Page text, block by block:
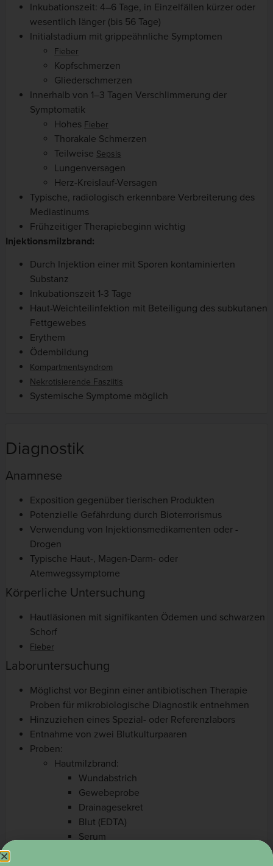
Inkubationszeit: 4–6 Tage, in Einzelfällen kürzer oder
wesentlich länger (bis 56 Tage)
Initialstadium mit grippeähnliche Symptomen
Fieber
Kopfschmerzen
Gliederschmerzen
Innerhalb von 1–3 Tagen Verschlimmerung der
Symptomatik
Hohes Fieber
Thorakale Schmerzen
Teilweise Sepsis
Lungenversagen
Herz-Kreislauf-Versagen
Typische, radiologisch erkennbare Verbreiterung des
Mediastinums
Frühzeitiger Therapiebeginn wichtig
Injektionsmilzbrand:
Durch Injektion einer mit Sporen kontaminierten
Substanz
Inkubationszeit 1-3 Tage
Haut-Weichteilinfektion mit Beteiligung des subkutanen
Fettgewebes
Erythem
Ödembildung
Kompartmentsyndrom
Nekrotisierende Fasziitis
Systemische Symptome möglich
Diagnostik
Anamnese
Exposition gegenüber tierischen Produkten
Potenzielle Gefährdung durch Bioterrorismus
Verwendung von Injektionsmedikamenten oder -
Drogen
Typische Haut-, Magen-Darm- oder
Atemwegssymptome
Körperliche Untersuchung
Hautläsionen mit signifikanten Ödemen und schwarzen
Schorf
Fieber
Laboruntersuchung
Möglichst vor Beginn einer antibiotischen Therapie
Proben für mikrobiologische Diagnostik entnehmen
Hinzuziehen eines Spezial- oder Referenzlabors
Entnahme von zwei Blutkulturpaaren
Proben:
Hautmilzbrand:
Wundabstrich
Gewebeprobe
Drainagesekret
Blut (EDTA)
Serum